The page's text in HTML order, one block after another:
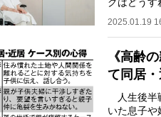
アドバイ
2025.01.19
《高齢
て同居
人生後半
いた息子や